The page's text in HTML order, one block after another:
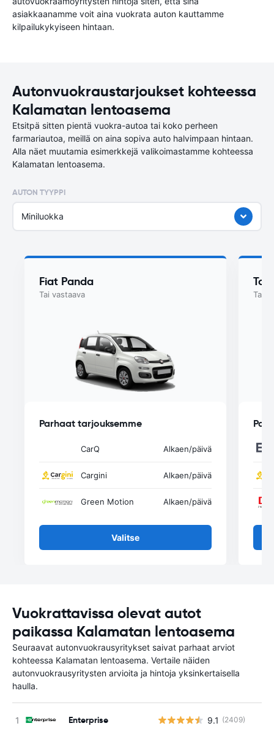
asiakkaanamme voit aina vuokrata auton kauttamme
kilpailukykyiseen hintaan.
Autonvuokraustarjoukset kohteessa
Kalamatan lentoasema
Etsitpä sitten pientä vuokra-autoa tai koko perheen
farmariautoa, meillä on aina sopiva auto halvimpaan hintaan.
Alla näet muutamia esimerkkejä valikoimastamme kohteessa
Kalamatan lentoasema.
AUTON TYYPPI
Miniluokka
Fiat Panda
Tai vastaava
Parhaat tarjouksemme
CarQ Alkaen/päivä
Cargini Alkaen/päivä
Green Motion Alkaen/päivä
Valitse
Tai
Vuokrattavissa olevat autot
paikassa Kalamatan lentoasema
Seuraavat autonvuokrausyritykset saivat parhaat arviot
kohteessa Kalamatan lentoasema. Vertaile näiden
autonvuokrausyritysten arvioita ja hintoja yksinkertaisella
haulla.
Enterprise 9.1 (2409)